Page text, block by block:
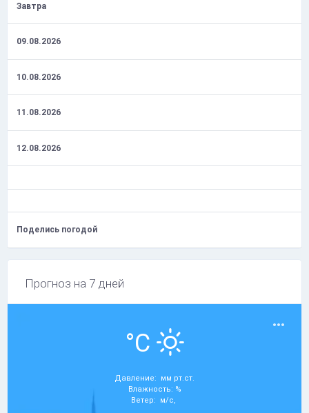
Завтра
09.08.2026
10.08.2026
11.08.2026
12.08.2026
Поделись погодой
Прогноз на 7 дней
°C
Давление: мм рт.ст.
Влажность: %
Ветер: м/с,